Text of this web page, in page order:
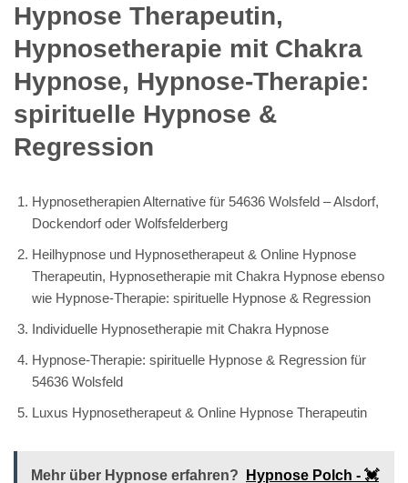
Hypnose Therapeutin,
Hypnosetherapie mit Chakra
Hypnose, Hypnose-Therapie:
spirituelle Hypnose &
Regression
Hypnosetherapien Alternative für 54636 Wolsfeld – Alsdorf,
Dockendorf oder Wolfsfelderberg
Heilhypnose und Hypnosetherapeut & Online Hypnose
Therapeutin, Hypnosetherapie mit Chakra Hypnose ebenso
wie Hypnose-Therapie: spirituelle Hypnose & Regression
Individuelle Hypnosetherapie mit Chakra Hypnose
Hypnose-Therapie: spirituelle Hypnose & Regression für
54636 Wolsfeld
Luxus Hypnosetherapeut & Online Hypnose Therapeutin
Mehr über Hypnose erfahren?
Hypnose Polch - 💓️